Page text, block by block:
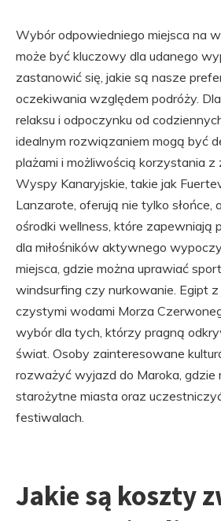
Wybór odpowiedniego miejsca na
może być kluczowy dla udanego
zastanowić się, jakie są nasze
oczekiwania względem podróży.
relaksu i odpoczynku od
idealnym rozwiązaniem mogą być
plażami i możliwością korzystania z
Wyspy Kanaryjskie, takie jak
Lanzarote, oferują nie tylko słońce,
ośrodki wellness, które zapewniają
dla miłośników aktywnego
miejsca, gdzie można uprawiać
windsurfing czy nurkowanie. Egipt
czystymi wodami Morza
wybór dla tych, którzy pragną
świat. Osoby zainteresowane
rozważyć wyjazd do Maroka, gdzie
starożytne miasta oraz
festiwalach.
Jakie są koszty